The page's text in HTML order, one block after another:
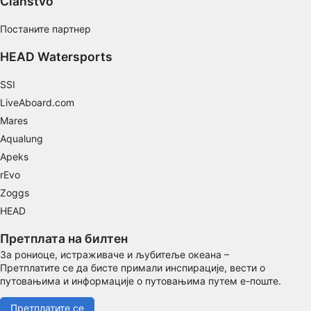
Постаните партнер
HEAD Watersports
SSI
LiveAboard.com
Mares
Aqualung
Apeks
rEvo
Zoggs
HEAD
Претплата на билтен
За рониоце, истраживаче и љубитеље океана –
Претплатите се да бисте примали инспирације, вести о
путовањима и информације о путовањима путем е-поште.
Претплатите се
Performance
Functional
Advertising